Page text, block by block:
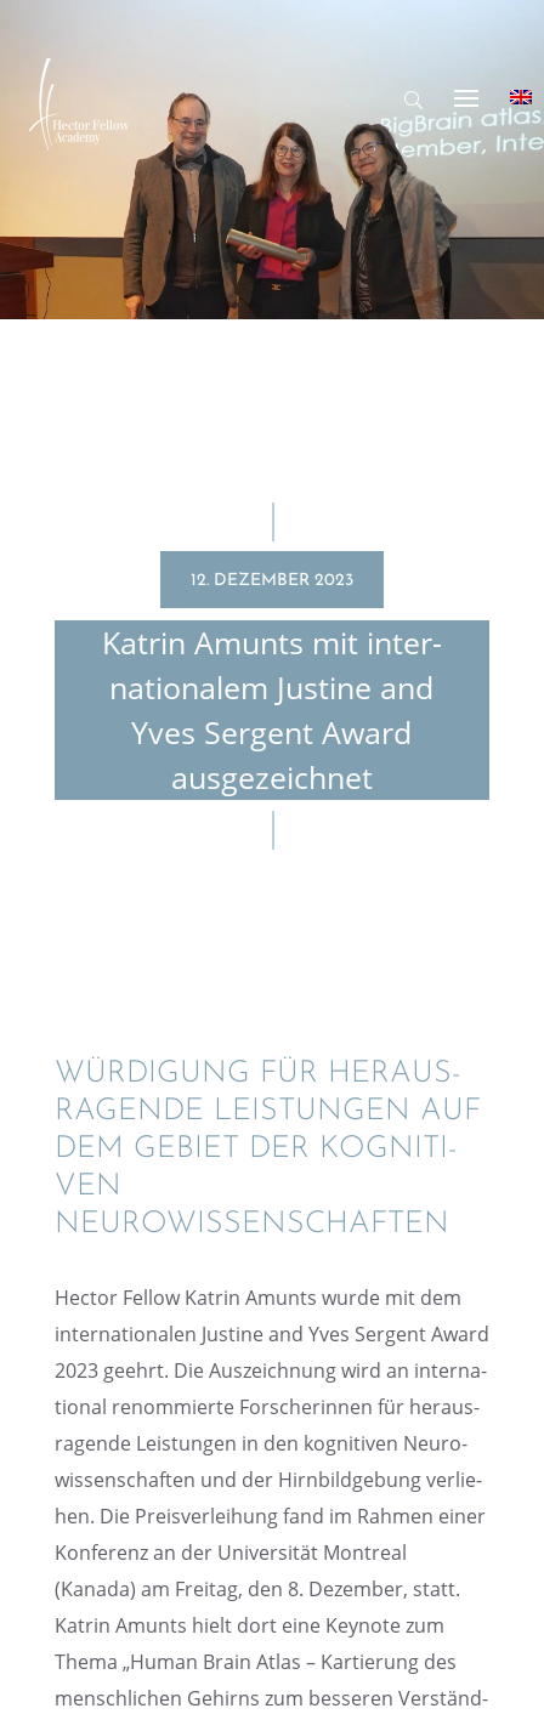
12. DEZEMBER 2023
Katrin Amunts mit inter­
na­tio­na­lem Justine and
Yves Sergent Award
ausgezeichnet
WÜRDI­GUNG FÜR HERAUS­
RA­GENDE LEISTUN­GEN AUF
DEM GEBIET DER KOGNI­TI­
VEN
NEUROWISSENSCHAFTEN
Hector Fellow Katrin Amunts wurde mit dem
inter­na­tio­na­len Justine and Yves Sergent Award
2023 geehrt. Die Auszeich­nung wird an inter­na­
tio­nal renom­mierte Forsche­rin­nen für heraus­
ra­gende Leistun­gen in den kogni­ti­ven Neuro­
wis­sen­schaf­ten und der Hirnbild­ge­bung verlie­
hen. Die Preis­ver­lei­hung fand im Rahmen einer
Konfe­renz an der Univer­si­tät Montreal
(Kanada) am Freitag, den 8. Dezem­ber, statt.
Katrin Amunts hielt dort eine Keynote zum
Thema „Human Brain Atlas – Kartie­rung des
mensch­li­chen Gehirns zum besse­ren Verständ­